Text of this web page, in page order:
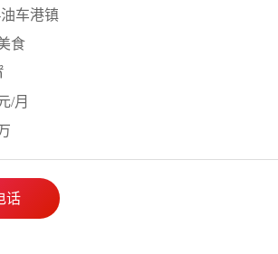
车港镇
食
/月
话